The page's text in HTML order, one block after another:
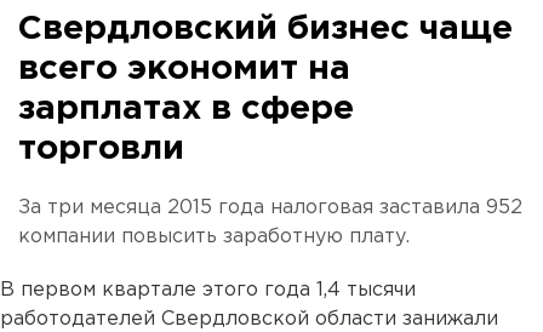
Свердловский бизнес чаще
всего экономит на
зарплатах в сфере
торговли
За три месяца 2015 года налоговая заставила 952
компании повысить заработную плату.
В первом квартале этого года 1,4 тысячи
работодателей Свердловской области занижали